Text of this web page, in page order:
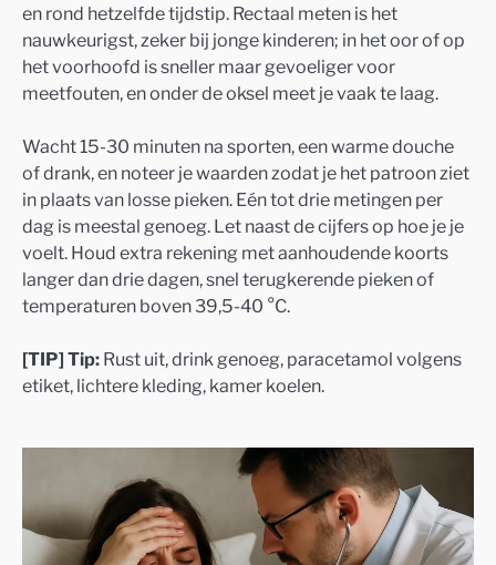
en rond hetzelfde tijdstip. Rectaal meten is het
nauwkeurigst, zeker bij jonge kinderen; in het oor of op
het voorhoofd is sneller maar gevoeliger voor
meetfouten, en onder de oksel meet je vaak te laag.
Wacht 15-30 minuten na sporten, een warme douche
of drank, en noteer je waarden zodat je het patroon ziet
in plaats van losse pieken. Eén tot drie metingen per
dag is meestal genoeg. Let naast de cijfers op hoe je je
voelt. Houd extra rekening met aanhoudende koorts
langer dan drie dagen, snel terugkerende pieken of
temperaturen boven 39,5-40 °C.
[TIP] Tip: Rust uit, drink genoeg, paracetamol volgens
etiket, lichtere kleding, kamer koelen.